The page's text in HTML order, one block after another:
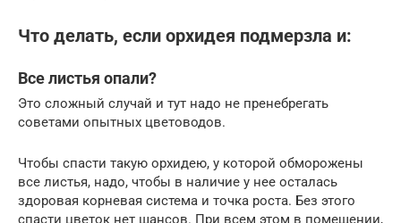
Что делать, если орхидея подмерзла и:
Все листья опали?
Это сложный случай и тут надо не пренебрегать
советами опытных цветоводов.
Чтобы спасти такую орхидею, у которой обморожены
все листья, надо, чтобы в наличие у нее осталась
здоровая корневая система и точка роста. Без этого
спасти цветок нет шансов. При всем этом в помещении,